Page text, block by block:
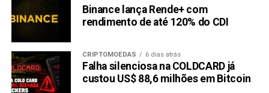
LEIA COM ATENÇÃO: Este textonão constitui
de compra de qualquer criptomoeda
manter os interessados em criptomoedas informados
sobre os desenvolvimentos recentes.
Binance lança Rende+ com
rendimento de até 120% do CDI
CRIPTOMOEDAS 6 dias atrás
Falha silenciosa na COLDCARD já
custou US$ 88,6 milhões em Bitcoin